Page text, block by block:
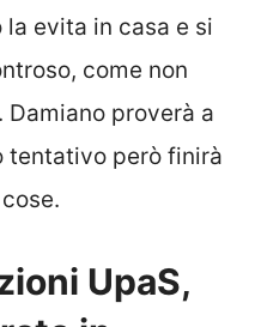
evita in casa e si
come non
proverà a
tentativo però finirà
UpaS,